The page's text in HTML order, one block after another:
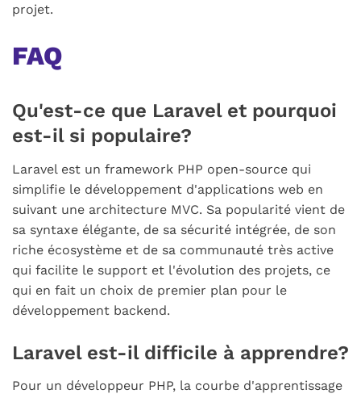
projet.
FAQ
Qu'est-ce que Laravel et pourquoi
est-il si populaire?
Laravel est un framework PHP open-source qui
simplifie le développement d'applications web en
suivant une architecture MVC. Sa popularité vient de
sa syntaxe élégante, de sa sécurité intégrée, de son
riche écosystème et de sa communauté très active
qui facilite le support et l'évolution des projets, ce
qui en fait un choix de premier plan pour le
développement backend.
Laravel est-il difficile à apprendre?
Pour un développeur PHP, la courbe d'apprentissage